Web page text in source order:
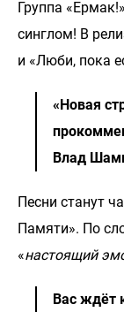
Группа
синглом! В
и «Люби, пока
«Новая
Влад
Песни станут
Памяти». По
«настоящий
Вас ждёт